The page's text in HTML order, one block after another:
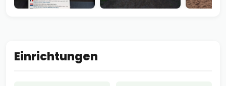
Einrichtungen